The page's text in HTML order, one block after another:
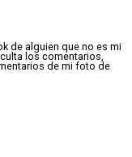
de alguien que no es mi
los comentarios,
de mi foto de